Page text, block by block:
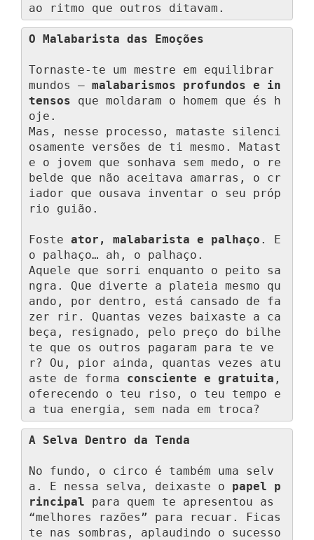
ao ritmo que outros ditavam.
O Malabarista das Emoções
Tornaste-te um mestre em equilibrar
mundos — malabarismos profundos e in
tensos que moldaram o homem que és h
oje.
Mas, nesse processo, mataste silenci
osamente versões de ti mesmo. Matast
e o jovem que sonhava sem medo, o re
belde que não aceitava amarras, o cr
iador que ousava inventar o seu próp
rio guião.
Foste ator, malabarista e palhaço . E
o palhaço… ah, o palhaço.
Aquele que sorri enquanto o peito sa
ngra. Que diverte a plateia mesmo qu
ando, por dentro, está cansado de fa
zer rir. Quantas vezes baixaste a ca
beça, resignado, pelo preço do bilhe
te que os outros pagaram para te ve
r? Ou, pior ainda, quantas vezes atu
aste de forma consciente e gratuita ,
oferecendo o teu riso, o teu tempo e
a tua energia, sem nada em troca?
A Selva Dentro da Tenda
No fundo, o circo é também uma selv
a. E nessa selva, deixaste o papel p
rincipal para quem te apresentou as
“melhores razões” para recuar. Ficas
te nas sombras, aplaudindo o sucesso